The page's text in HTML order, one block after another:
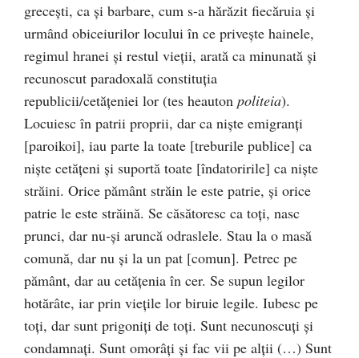
greceşti, ca şi barbare, cum s-a hărăzit fiecăruia şi
urmând obiceiurilor locului în ce priveşte hainele,
regimul hranei şi restul vieţii, arată ca minunată şi
recunoscut paradoxală constituţia
republicii/cetăţeniei lor (tes heauton politeia).
Locuiesc în patrii proprii, dar ca nişte emigranţi
[paroikoi], iau parte la toate [treburile publice] ca
nişte cetăţeni şi suportă toate [îndatoririle] ca nişte
străini. Orice pământ străin le este patrie, şi orice
patrie le este străină. Se căsătoresc ca toţi, nasc
prunci, dar nu-şi aruncă odraslele. Stau la o masă
comună, dar nu şi la un pat [comun]. Petrec pe
pământ, dar au cetăţenia în cer. Se supun legilor
hotărâte, iar prin vieţile lor biruie legile. Iubesc pe
toţi, dar sunt prigoniţi de toţi. Sunt necunoscuţi şi
condamnaţi. Sunt omorâţi şi fac vii pe alţii (…) Sunt